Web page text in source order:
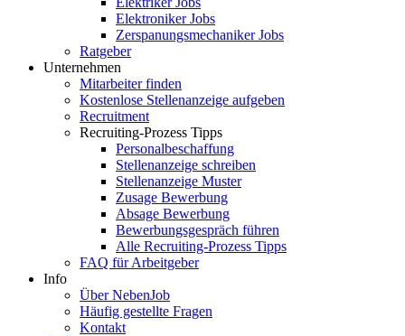
Elektroniker Jobs
Zerspanungsmechaniker Jobs
Ratgeber
Unternehmen
Mitarbeiter finden
Kostenlose Stellenanzeige aufgeben
Recruitment
Recruiting-Prozess Tipps
Personalbeschaffung
Stellenanzeige schreiben
Stellenanzeige Muster
Zusage Bewerbung
Absage Bewerbung
Bewerbungsgespräch führen
Alle Recruiting-Prozess Tipps
FAQ für Arbeitgeber
Info
Über NebenJob
Häufig gestellte Fragen
Kontakt